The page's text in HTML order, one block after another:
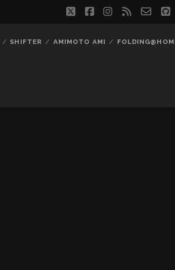
twitterfacebookinstagram
rss
SHIFTER AMIMOTO AMI